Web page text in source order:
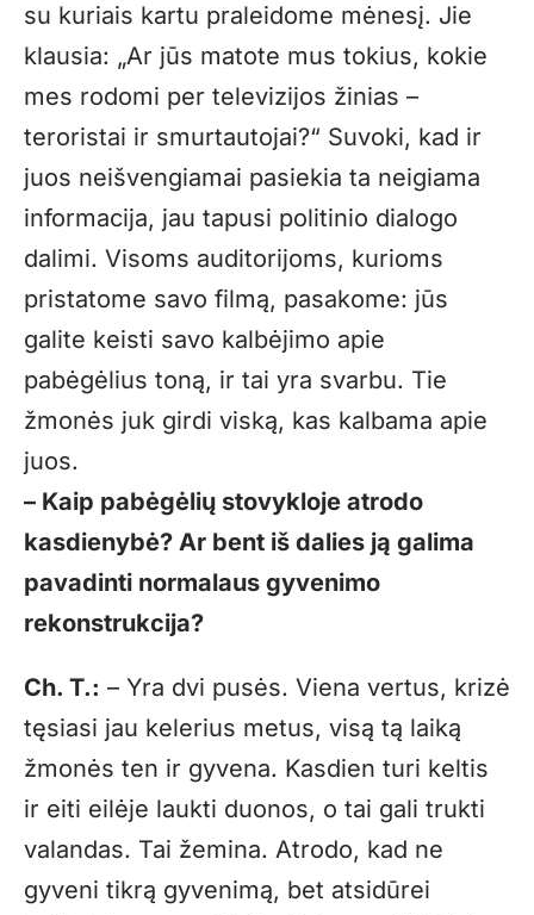
su kuriais kartu praleidome mėnesį. Jie
klausia: „Ar jūs matote mus tokius, kokie
mes rodomi per televizijos žinias –
teroristai ir smurtautojai?“ Suvoki, kad ir
juos neišvengiamai pasiekia ta neigiama
informacija, jau tapusi politinio dialogo
dalimi. Visoms auditorijoms, kurioms
pristatome savo filmą, pasakome: jūs
galite keisti savo kalbėjimo apie
pabėgėlius toną, ir tai yra svarbu. Tie
žmonės juk girdi viską, kas kalbama apie
juos.
– Kaip pabėgėlių stovykloje atrodo
kasdienybė? Ar bent iš dalies ją galima
pavadinti normalaus gyvenimo
rekonstrukcija?
Ch. T.: – Yra dvi pusės. Viena vertus, krizė
tęsiasi jau kelerius metus, visą tą laiką
žmonės ten ir gyvena. Kasdien turi keltis
ir eiti eilėje laukti duonos, o tai gali trukti
valandas. Tai žemina. Atrodo, kad ne
gyveni tikrą gyvenimą, bet atsidūrei